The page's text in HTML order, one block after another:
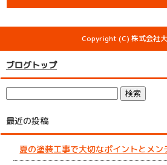
Copyright (C) 株式会社
ブログトップ
最近の投稿
夏の塗装工事で大切なポイントとメン